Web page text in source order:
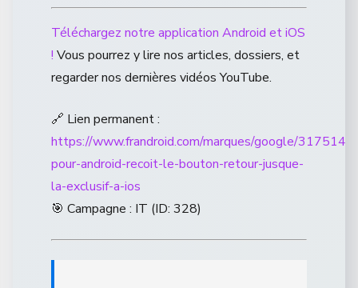
Téléchargez notre application Android et iOS
! Vous pourrez y lire nos articles, dossiers, et
regarder nos dernières vidéos YouTube.
🔗 Lien permanent :
https://www.frandroid.com/marques/google/
pour-android-recoit-le-bouton-retour-jusque-
la-exclusif-a-ios
🎯 Campagne : IT (ID: 328)